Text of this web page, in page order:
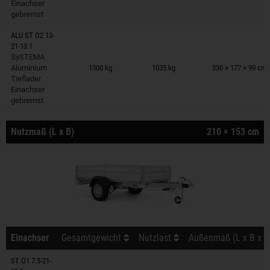
Einachser
gebremst
ALU ST O2 13-
21-13.1
SySTEMA
Aluminium
Tieflader
Einachser
gebremst
1300 kg 1035 kg 330 × 177 × 99 cm
Anhänger auf Merkzettel
Nutzmaß (L x B) 210 × 153 cm
Einachser Gesamtgewicht Nutzlast Außenmaß (L x B x
ST O1 7.5-21-